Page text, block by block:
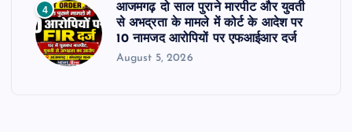
4
आजमगढ़ दो साल पुराने मारपीट और युवती
से अभद्रता के मामले में कोर्ट के आदेश पर
10 नामजद आरोपियों पर एफआईआर दर्ज
August 5, 2026